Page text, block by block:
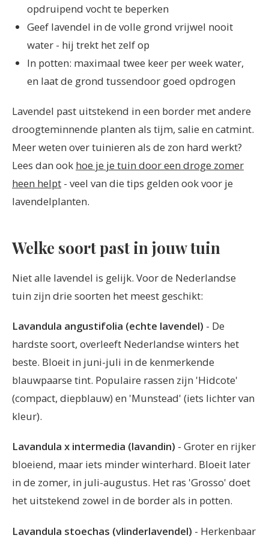
opdruipend vocht te beperken
Geef lavendel in de volle grond vrijwel nooit
water - hij trekt het zelf op
In potten: maximaal twee keer per week water,
en laat de grond tussendoor goed opdrogen
Lavendel past uitstekend in een border met andere
droogteminnende planten als tijm, salie en catmint.
Meer weten over tuinieren als de zon hard werkt?
Lees dan ook hoe je je tuin door een droge zomer
heen helpt - veel van die tips gelden ook voor je
lavendelplanten.
Welke soort past in jouw tuin
Niet alle lavendel is gelijk. Voor de Nederlandse
tuin zijn drie soorten het meest geschikt:
Lavandula angustifolia (echte lavendel) - De
hardste soort, overleeft Nederlandse winters het
beste. Bloeit in juni-juli in de kenmerkende
blauwpaarse tint. Populaire rassen zijn 'Hidcote'
(compact, diepblauw) en 'Munstead' (iets lichter van
kleur).
Lavandula x intermedia (lavandin) - Groter en rijker
bloeiend, maar iets minder winterhard. Bloeit later
in de zomer, in juli-augustus. Het ras 'Grosso' doet
het uitstekend zowel in de border als in potten.
Lavandula stoechas (vlinderlavendel) - Herkenbaar